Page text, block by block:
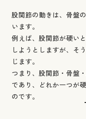
股関節の動きは、骨盤
います。
例えば、股関節が硬い
しようとしますが、そ
じます。
つまり、股関節・骨盤
であり、どれか一つが
のです。